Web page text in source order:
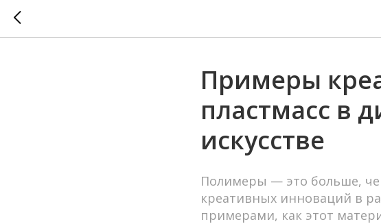
Примеры
пластмасс в
искусстве
Полимеры — это больше,
креативных инноваций в
примерами, как этот